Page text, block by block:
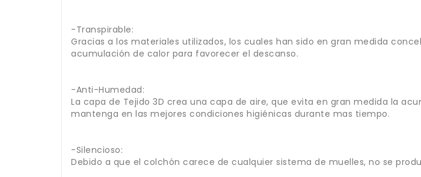
-Transpirable:
Gracias a los materiales utilizados, los cuales han sido en gran medida
acumulación de calor para favorecer el descanso.
-Anti-Humedad:
La capa de Tejido 3D crea una capa de aire, que evita en gran medida la
mantenga en las mejores condiciones higiénicas durante mas tiempo.
-Silencioso:
Debido a que el colchón carece de cualquier sistema de muelles, no se